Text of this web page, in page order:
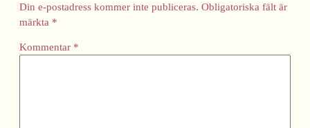
Din e-postadress kommer inte publiceras. Obligatoriska fält är
märkta *
Kommentar *